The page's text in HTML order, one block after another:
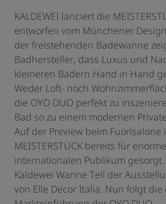
KALDEWEI lanciert die
entworfen vom Münchener
der freistehenden Badewanne
Badhersteller, dass Luxus und
kleineren Bädern Hand in Hand
Weder Loft- noch
die OYO DUO perfekt zu
Bad so zu einem modernen
Auf der Preview beim
MEISTERSTÜCK bereits für
internationalen Publikum
Kaldewei Wanne Teil der
von Elle Décor Italia. Nun folgt die